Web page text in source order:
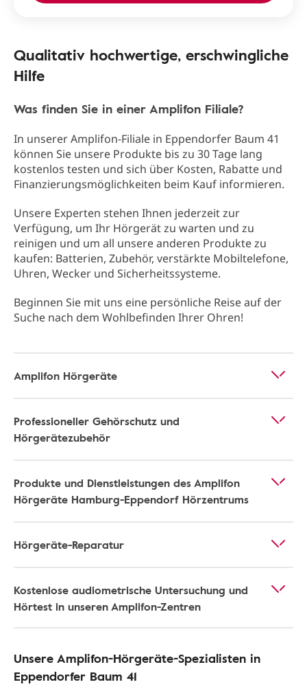
Qualitativ hochwertige, erschwingliche
Hilfe
Was finden Sie in einer Amplifon Filiale?
In unserer Amplifon-Filiale in Eppendorfer Baum 41
können Sie unsere Produkte bis zu 30 Tage lang
kostenlos testen und sich über Kosten, Rabatte und
Finanzierungsmöglichkeiten beim Kauf informieren.
Unsere Experten stehen Ihnen jederzeit zur
Verfügung, um Ihr Hörgerät zu warten und zu
reinigen und um all unsere anderen Produkte zu
kaufen: Batterien, Zubehör, verstärkte Mobiltelefone,
Uhren, Wecker und Sicherheitssysteme.
Beginnen Sie mit uns eine persönliche Reise auf der
Suche nach dem Wohlbefinden Ihrer Ohren!
Amplifon Hörgeräte
Professioneller Gehörschutz und
Hörgerätezubehör
Produkte und Dienstleistungen des Amplifon
Hörgeräte Hamburg-Eppendorf Hörzentrums
Hörgeräte-Reparatur
Kostenlose audiometrische Untersuchung und
Hörtest in unseren Amplifon-Zentren
Unsere Amplifon-Hörgeräte-Spezialisten in
Eppendorfer Baum 41